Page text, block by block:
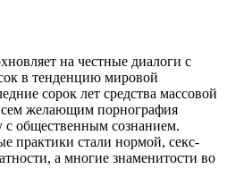
на честные диалоги с
в тенденцию мировой
сорок лет средства массовой
желающим порнография
общественным сознанием.
практики стали нормой, секс-
а многие знаменитости во